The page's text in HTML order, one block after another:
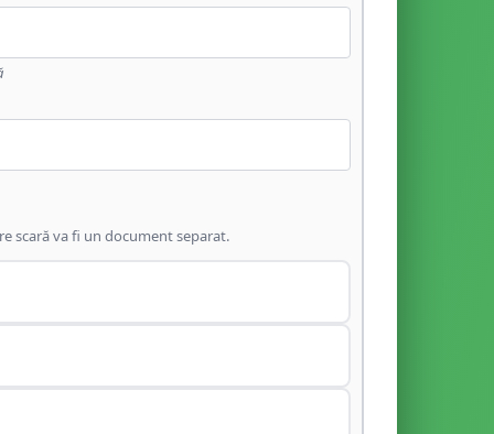
scară va fi un document separat.